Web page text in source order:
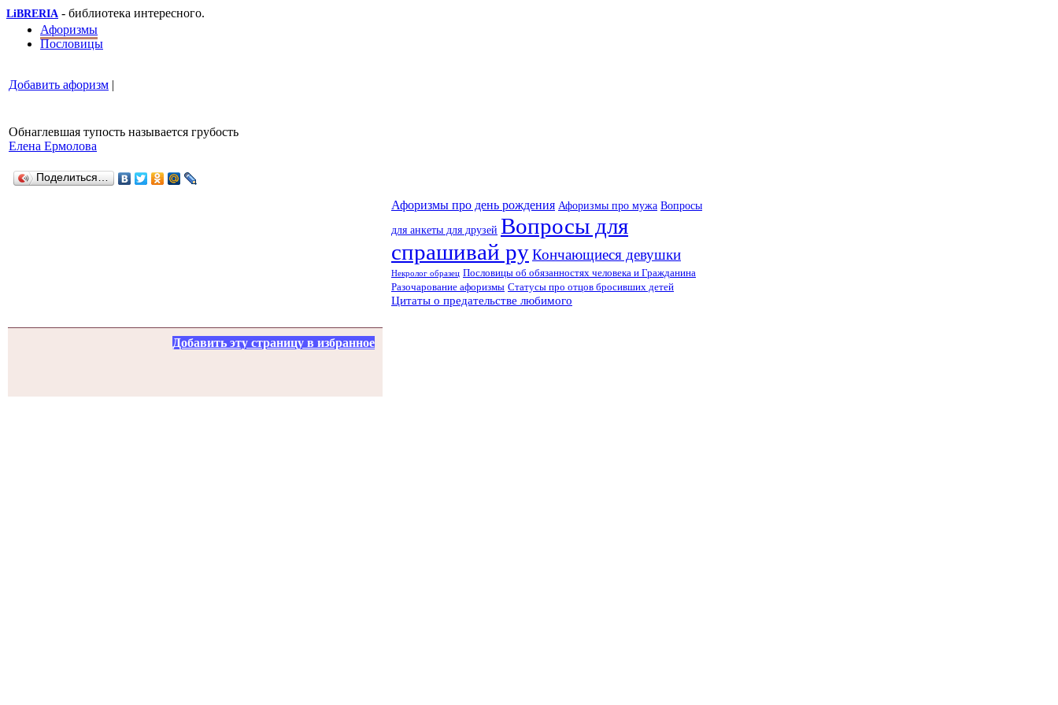
LiBRERIA - библиотека интересного.
Афоризмы
Пословицы
Добавить афоризм |
Обнаглевшая тупость называется грубость
Елена Ермолова
Поделиться…
Афоризмы про день рождения Афоризмы про мужа Вопросы
для анкеты для друзей Вопросы для
спрашивай руКончающиеся девушки
Некролог образец Пословицы об обязанностях человека и Гражданина
Разочарование афоризмы Статусы про отцов бросивших детей
Цитаты о предательстве любимого
Добавить эту страницу в избранное